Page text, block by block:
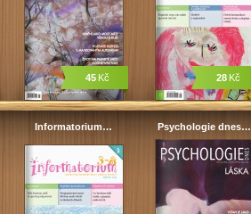
45Kč 28Kč
Informatorium… Psychologie dnes…